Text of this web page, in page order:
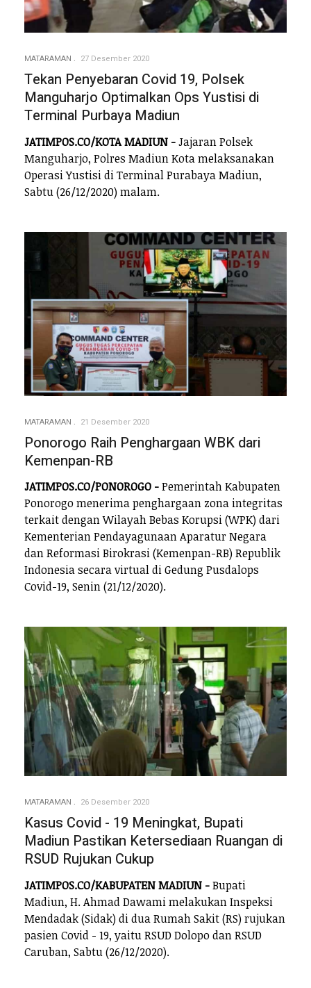
MATARAMAN 27 Desember 2020
Tekan Penyebaran Covid 19, Polsek
Manguharjo Optimalkan Ops Yustisi di
Terminal Purbaya Madiun
JATIMPOS.CO/KOTA MADIUN -Jajaran Polsek
Manguharjo, Polres Madiun Kota melaksanakan
Operasi Yustisi di Terminal Purabaya Madiun,
Sabtu (26/12/2020) malam.
MATARAMAN 21 Desember 2020
Ponorogo Raih Penghargaan WBK dari
Kemenpan-RB
JATIMPOS.CO/PONOROGO -Pemerintah Kabupaten
Ponorogo menerima penghargaan zona integritas
terkait dengan Wilayah Bebas Korupsi (WPK) dari
Kementerian Pendayagunaan Aparatur Negara
dan Reformasi Birokrasi (Kemenpan-RB) Republik
Indonesia secara virtual di Gedung Pusdalops
Covid-19, Senin (21/12/2020).
MATARAMAN 26 Desember 2020
Kasus Covid - 19 Meningkat, Bupati
Madiun Pastikan Ketersediaan Ruangan di
RSUD Rujukan Cukup
JATIMPOS.CO/KABUPATEN MADIUN -Bupati
Madiun, H. Ahmad Dawami melakukan Inspeksi
Mendadak (Sidak) di dua Rumah Sakit (RS) rujukan
pasien Covid - 19, yaitu RSUD Dolopo dan RSUD
Caruban, Sabtu (26/12/2020).